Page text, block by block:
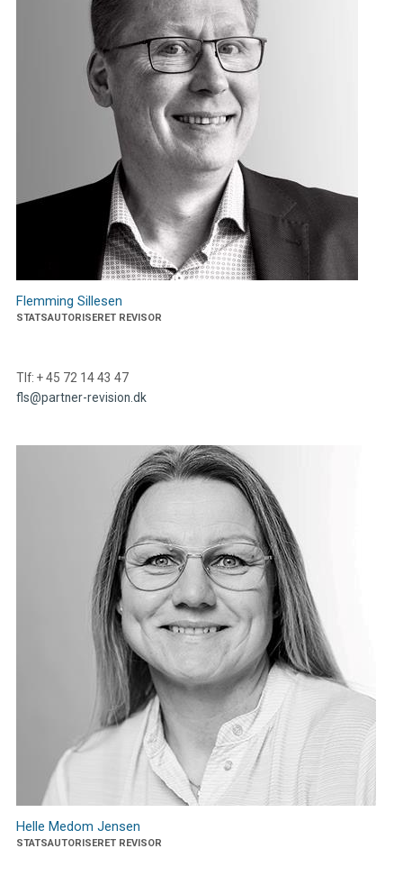
Flemming Sillesen
STATSAUTORISERET REVISOR
Tlf: + 45 72 14 43 47
fls@partner-revision.dk
Helle Medom Jensen
STATSAUTORISERET REVISOR